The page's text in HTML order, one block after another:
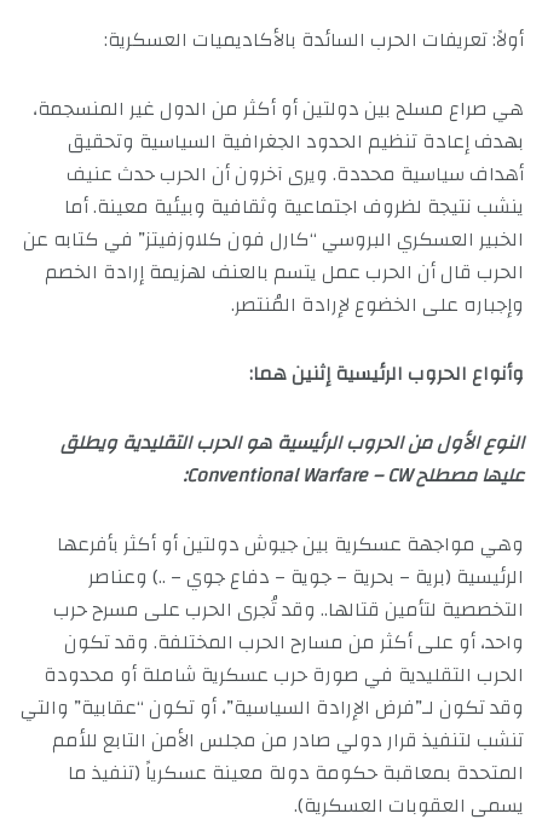
أولاً: تعريفات الحرب السائدة بالأكاديميات العسكرية:
هي صراع مسلح بين دولتين أو أكثر من الدول غير المنسجمة،
بهدف إعادة تنظيم الحدود الجغرافية السياسية وتحقيق
أهداف سياسية محددة. ويرى آخرون أن الحرب حدث عنيف
ينشب نتيجة لظروف اجتماعية وثقافية وبيئية معينة. أما
الخبير العسكري البروسي “كارل فون كلاوزفيتز” في كتابه عن
الحرب قال أن الحرب عمل يتسم بالعنف لهزيمة إرادة الخصم
وإجباره على الخضوع لإرادة المُنتصر.
وأنواع الحروب الرئيسية إثنين هما:
النوع الأول من الحروب الرئيسية هو الحرب التقليدية ويطلق
عليها مصطلح Conventional Warfare – CW:
وهي مواجهة عسكرية بين جيوش دولتين أو أكثر بأفرعها
الرئيسية (برية – بحرية – جوية – دفاع جوي – ..) وعناصر
التخصصية لتأمين قتالها.. وقد تُجرى الحرب على مسرح حرب
واحد، أو على أكثر من مسارح الحرب المختلفة. وقد تكون
الحرب التقليدية في صورة حرب عسكرية شاملة أو محدودة
وقد تكون لـ”فرض الإرادة السياسية”، أو تكون “عقابية” والتي
تنشب لتنفيذ قرار دولي صادر من مجلس الأمن التابع للأمم
المتحدة بمعاقبة حكومة دولة معينة عسكرياً (تنفيذ ما
يسمى العقوبات العسكرية).